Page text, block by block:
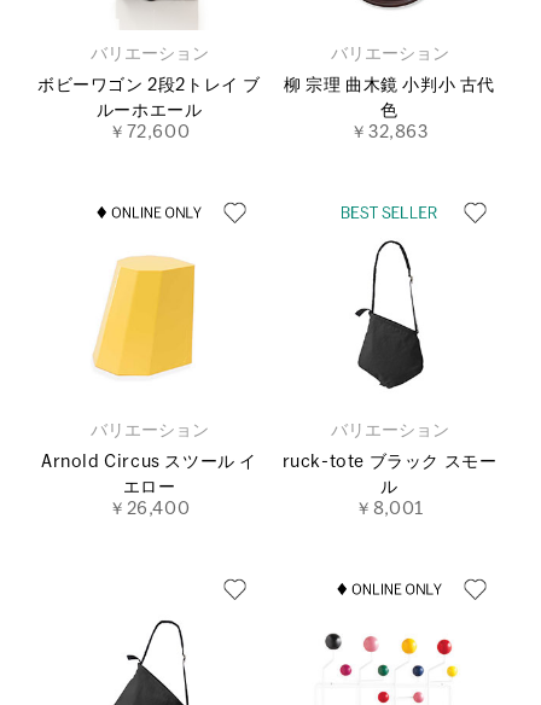
バリエーション
ボビーワゴン 2段2トレイ ブ
ルーホエール
￥72,600
バリエーション
柳 宗理 曲木鏡 小判小 古代
色
￥32,863
バリエーション
Arnold Circus スツール イ
エロー
￥26,400
バリエーション
ruck-tote ブラック スモー
ル
￥8,001